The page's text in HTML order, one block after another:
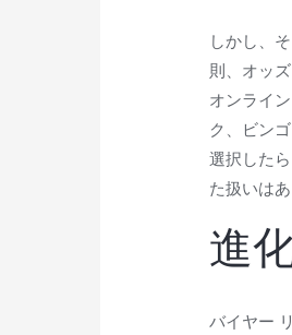
しかし、
則、オッ
オンライ
ク、ビン
選択した
た扱いは
進
バイヤー